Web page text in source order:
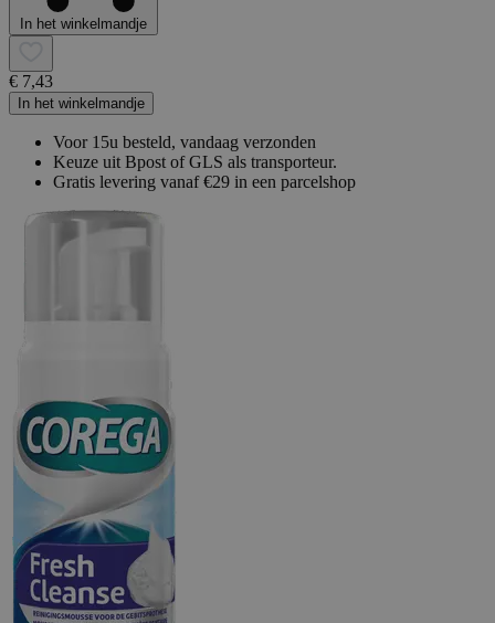
In het winkelmandje
€ 7,43
In het winkelmandje
Voor 15u besteld, vandaag verzonden
Keuze uit Bpost of GLS als transporteur.
Gratis levering vanaf €29 in een parcelshop